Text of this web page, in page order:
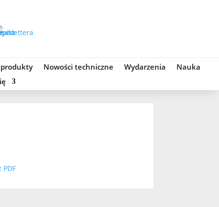
Nowości techniczne Wydarzenia
Nauka
PDF